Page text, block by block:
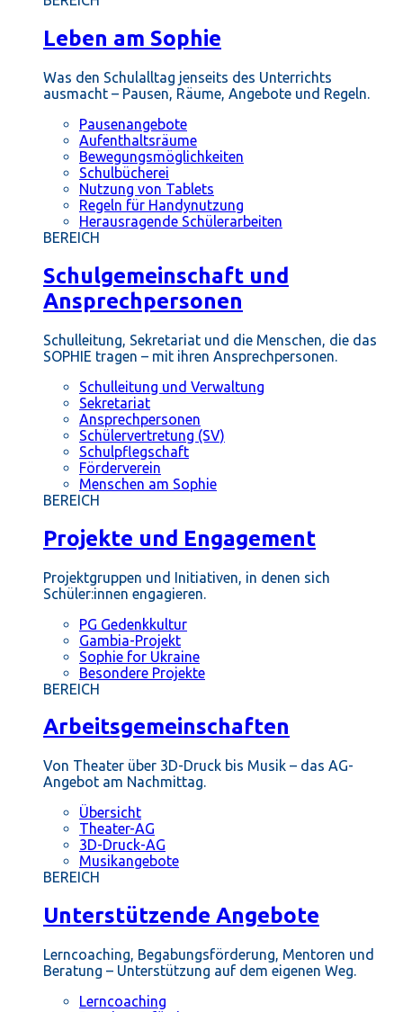
Leben am Sophie
Was den Schulalltag jenseits des Unterrichts
ausmacht – Pausen, Räume, Angebote und Regeln.
Pausenangebote
Aufenthaltsräume
Bewegungsmöglichkeiten
Schulbücherei
Nutzung von Tablets
Regeln für Handynutzung
Herausragende Schülerarbeiten
BEREICH
Schulgemeinschaft und
Ansprechpersonen
Schulleitung, Sekretariat und die Menschen, die das
SOPHIE tragen – mit ihren Ansprechpersonen.
Schulleitung und Verwaltung
Sekretariat
Ansprechpersonen
Schülervertretung (SV)
Schulpflegschaft
Förderverein
Menschen am Sophie
BEREICH
Projekte und Engagement
Projektgruppen und Initiativen, in denen sich
Schüler:innen engagieren.
PG Gedenkkultur
Gambia-Projekt
Sophie for Ukraine
Besondere Projekte
BEREICH
Arbeitsgemeinschaften
Von Theater über 3D-Druck bis Musik – das AG-
Angebot am Nachmittag.
Übersicht
Theater-AG
3D-Druck-AG
Musikangebote
BEREICH
Unterstützende Angebote
Lerncoaching, Begabungsförderung, Mentoren und
Beratung – Unterstützung auf dem eigenen Weg.
Lerncoaching